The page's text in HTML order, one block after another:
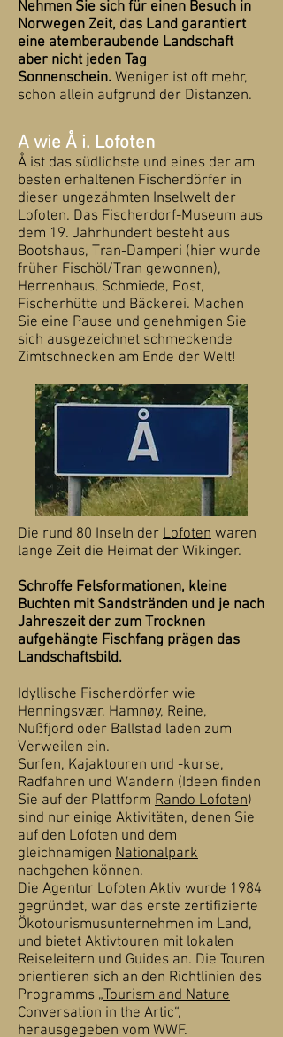
Nehmen Sie sich für einen Besuch in
Norwegen Zeit, das Land garantiert
eine atemberaubende Landschaft
aber nicht jeden Tag
Sonnenschein. Weniger ist oft mehr,
schon allein aufgrund der Distanzen.
A wie Å i. Lofoten
Å ist das südlichste und eines der am
besten erhaltenen Fischerdörfer in
dieser ungezähmten Inselwelt der
Lofoten. Das Fischerdorf-Museum aus
dem 19. Jahrhundert besteht aus
Bootshaus, Tran-Damperi (hier wurde
früher Fischöl/Tran gewonnen),
Herrenhaus, Schmiede, Post,
Fischerhütte und Bäckerei. Machen
Sie eine Pause und genehmigen Sie
sich ausgezeichnet schmeckende
Zimtschnecken am Ende der Welt!
Die rund 80 Inseln der Lofoten waren
lange Zeit die Heimat der Wikinger.
Schroffe Felsformationen, kleine
Buchten mit Sandstränden und je nach
Jahreszeit der zum Trocknen
aufgehängte Fischfang prägen das
Landschaftsbild.
Idyllische Fischerdörfer wie
Henningsvær, Hamnøy, Reine,
Nußfjord oder Ballstad laden zum
Verweilen ein.
Surfen, Kajaktouren und -kurse,
Radfahren und Wandern (Ideen finden
Sie auf der Plattform Rando Lofoten)
sind nur einige Aktivitäten, denen Sie
auf den Lofoten und dem
gleichnamigen Nationalpark
nachgehen können.
Die Agentur Lofoten Aktiv wurde 1984
gegründet, war das erste zertifizierte
Ökotourismusunternehmen im Land,
und bietet Aktivtouren mit lokalen
Reiseleitern und Guides an. Die Touren
orientieren sich an den Richtlinien des
Programms „Tourism and Nature
Conversation in the Artic“,
herausgegeben vom WWF.